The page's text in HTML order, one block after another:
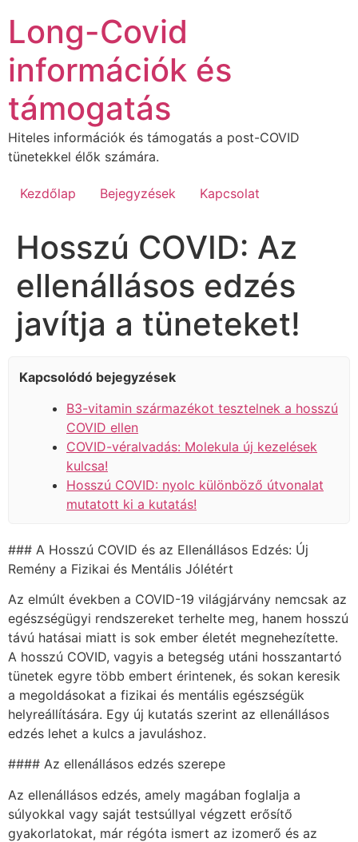
tartalomhoz
Long-Covid
információk és
támogatás
Hiteles információk és támogatás a post-COVID
tünetekkel élők számára.
Kezdőlap Bejegyzések Kapcsolat
Hosszú COVID: Az
ellenállásos edzés
javítja a tüneteket!
Kapcsolódó bejegyzések
B3-vitamin származékot tesztelnek a hosszú
COVID ellen
COVID-véralvadás: Molekula új kezelések
kulcsa!
Hosszú COVID: nyolc különböző útvonalat
mutatott ki a kutatás!
### A Hosszú COVID és az Ellenállásos Edzés: Új
Remény a Fizikai és Mentális Jólétért
Az elmúlt években a COVID-19 világjárvány nemcsak az
egészségügyi rendszereket terhelte meg, hanem hosszú
távú hatásai miatt is sok ember életét megnehezítette.
A hosszú COVID, vagyis a betegség utáni hosszantartó
tünetek egyre több embert érintenek, és sokan keresik
a megoldásokat a fizikai és mentális egészségük
helyreállítására. Egy új kutatás szerint az ellenállásos
edzés lehet a kulcs a javuláshoz.
#### Az ellenállásos edzés szerepe
Az ellenállásos edzés, amely magában foglalja a
súlyokkal vagy saját testsúllyal végzett erősítő
gyakorlatokat, már régóta ismert az izomerő és az